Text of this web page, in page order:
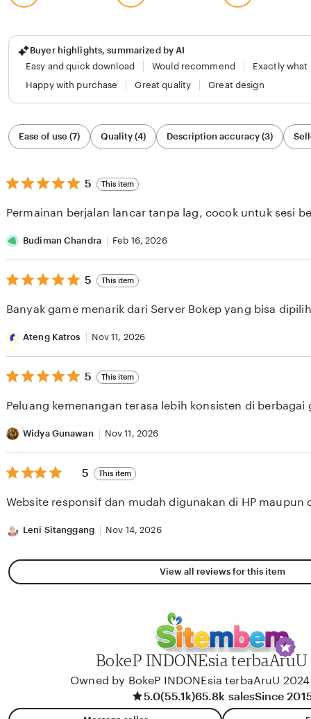
Buyer highlights, summarized by AI
Easy and quick download
Would recommend
Exactly what
Happy with purchase
Great quality Great design
Filter
by
category
Ease of use (7) Quality (4) Description accuracy (3)
5
out
5
5 This item
Permainan berjalan lancar tanpa lag, cocok untuk sesi
Budiman Chandra Feb 16, 2026
5
out
5
5 This item
Banyak game menarik dari Server Bokep yang bisa
Ateng Katros Nov 11, 2026
5
out
5
5 This item
Peluang kemenangan terasa lebih konsisten di berbagai
Widya Gunawan Nov 11, 2026
5
out
5
5 This item
Website responsif dan mudah digunakan di HP maupun
Leni Sitanggang Nov 14, 2026
View all reviews for this item
BokeP INDONEsia
Owned by BokeP INDONEsia terbaAruU 2024
5.0(55.1k)65.8k salesSince